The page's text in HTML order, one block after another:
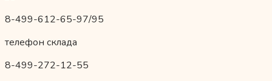
8-499-612-65-97/95
телефон склада
8-499-272-12-55